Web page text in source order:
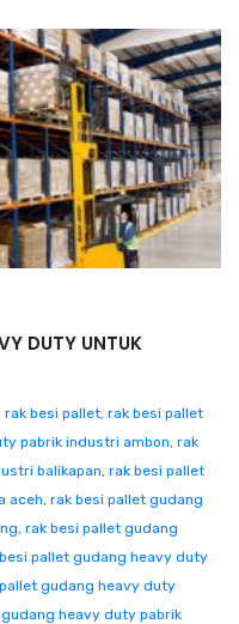
DUTY UNTUK
rak besi pallet, rak besi pallet
pabrik industri ambon, rak
balikapan, rak besi pallet
aceh, rak besi pallet gudang
, rak besi pallet gudang
pallet gudang heavy duty
gudang heavy duty
heavy duty pabrik